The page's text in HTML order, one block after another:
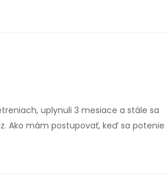
uplynuli 3 mesiace a stále sa
Ako mám postupovať, keď sa potenie